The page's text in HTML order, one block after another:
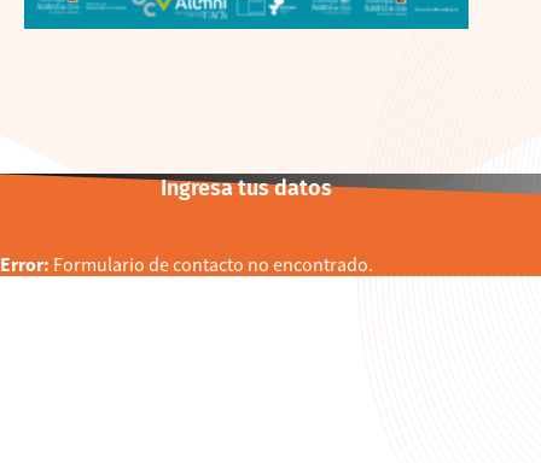
Ingresa tus datos
Error: Formulario de contacto no encontrado.